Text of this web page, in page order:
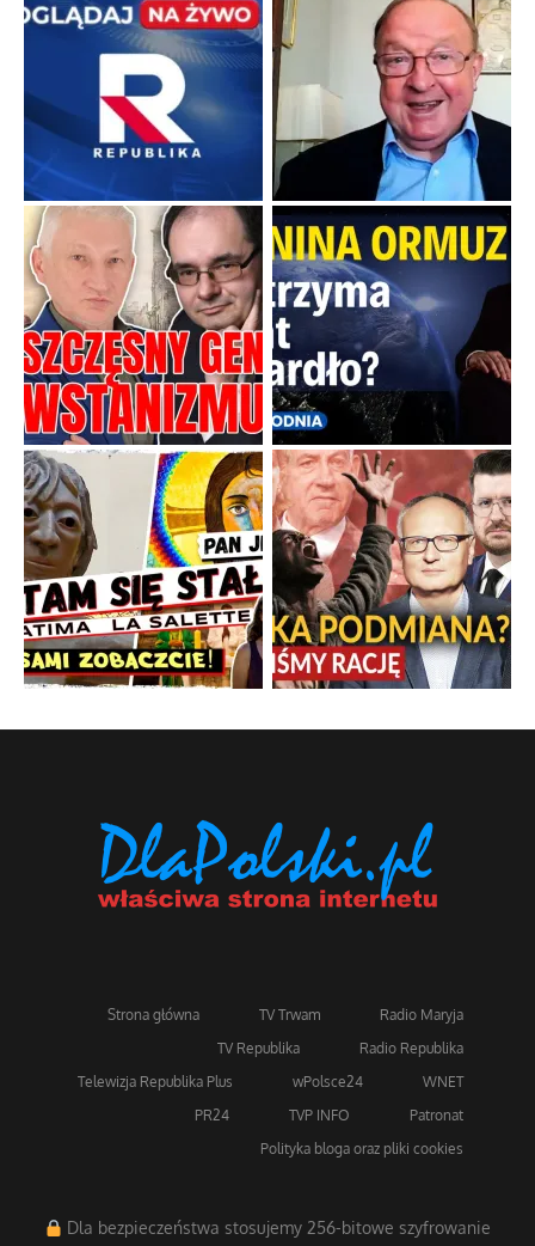
Strona główna TV Trwam
Radio Maryja
TV Republika
Radio Republika
Telewizja Republika Plus
wPolsce24
WNET
PR24
TVP INFO
Patronat
Polityka bloga oraz pliki cookies
Dla bezpieczeństwa stosujemy 256-bitowe szyfrowanie